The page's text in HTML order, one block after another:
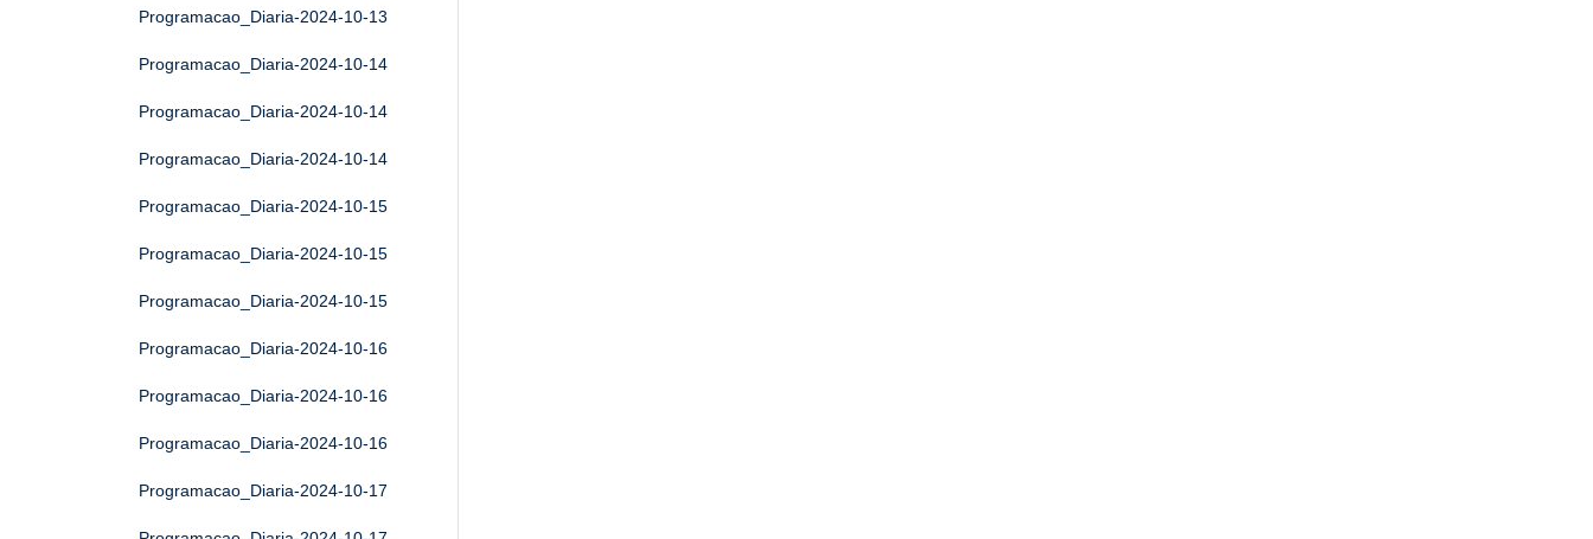
Programacao_Diaria-2024-10-13
Programacao_Diaria-2024-10-14
Programacao_Diaria-2024-10-14
Programacao_Diaria-2024-10-14
Programacao_Diaria-2024-10-15
Programacao_Diaria-2024-10-15
Programacao_Diaria-2024-10-15
Programacao_Diaria-2024-10-16
Programacao_Diaria-2024-10-16
Programacao_Diaria-2024-10-16
Programacao_Diaria-2024-10-17